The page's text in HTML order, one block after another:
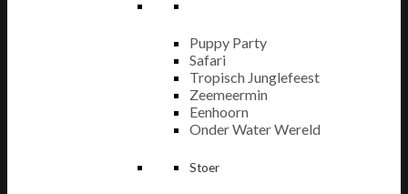
Puppy Party
Safari
Tropisch Junglefeest
Zeemeermin
Eenhoorn
Onder Water Wereld
Stoer